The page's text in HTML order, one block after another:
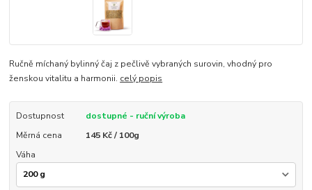
Ručně míchaný bylinný čaj z pečlivě vybraných surovin, vhodný pro
ženskou vitalitu a harmonii. celý popis
Dostupnost
dostupné - ruční výroba
Měrná cena
145 Kč / 100g
Váha